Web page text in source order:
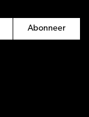
Abonneer